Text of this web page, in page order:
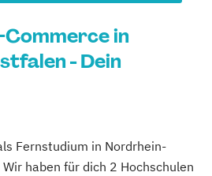
in
- Dein
Fernstudium in Nordrhein-
haben für dich 2 Hochschulen